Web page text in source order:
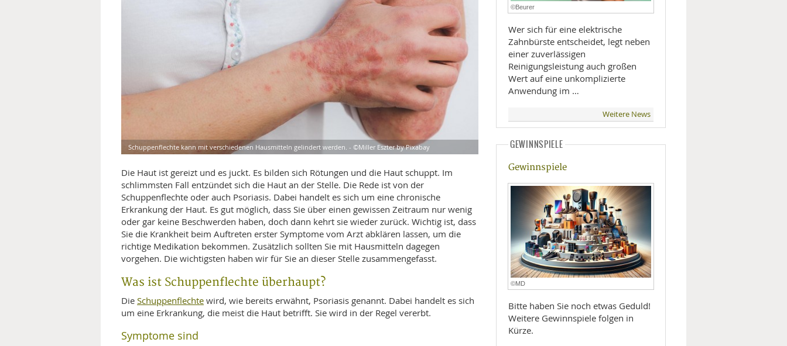
MEDIZINISCHE FACHBEGRIFFE
MUND UND ZÄHNE
PRÄVENTION UND ALTER
SYMPTOME UND DIAGNOSE
VITAMINE UND MINERALSTOFFE
WISSENSCHAFT UND FORSCHUNG
LIFESTYLE
MOBILITÄT
Schuppenflechte kann mit verschiedenen Hausmitteln gelindert werden. - ©Miller Eszter by Pixabay
Die Haut ist gereizt und es juckt. Es bilden sich Rötungen und die Haut schuppt. Im
schlimmsten Fall entzündet sich die Haut an der Stelle. Die Rede ist von der
Schuppenflechte oder auch Psoriasis. Dabei handelt es sich um eine chronische
Erkrankung der Haut. Es gut möglich, dass Sie über einen gewissen Zeitraum nur wenig
oder gar keine Beschwerden haben, doch dann kehrt sie wieder zurück. Wichtig ist, dass
Sie die Krankheit beim Auftreten erster Symptome vom Arzt abklären lassen, um die
richtige Medikation bekommen. Zusätzlich sollten Sie mit Hausmitteln dagegen
vorgehen. Die wichtigsten haben wir für Sie an dieser Stelle zusammengefasst.
Was ist Schuppenflechte überhaupt?
Die Schuppenflechte wird, wie bereits erwähnt, Psoriasis genannt. Dabei handelt es sich
um eine Erkrankung, die meist die Haut betrifft. Sie wird in der Regel vererbt.
Symptome sind
©Beurer
Wer sich für eine elektrische
Zahnbürste entscheidet, legt neben
einer zuverlässigen
Reinigungsleistung auch großen
Wert auf eine unkomplizierte
Anwendung im …
Weitere News
GEWINNSPIELE
Gewinnspiele
©MD
Bitte haben Sie noch etwas Geduld!
Weitere Gewinnspiele folgen in
Kürze.